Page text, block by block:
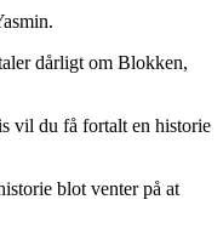
dårligt om Blokken,
vil du få fortalt en historie
blot venter på at